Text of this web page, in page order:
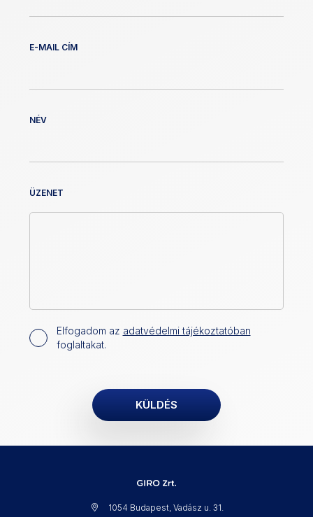
E-MAIL CÍM
NÉV
ÜZENET
Elfogadom az adatvédelmi tájékoztatóban
foglaltakat.
1054 Budapest, Vadász u. 31.